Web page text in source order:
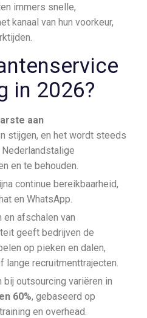
immers snelle,
kanaal van hun voorkeur,
in 2026?
aan
stijgen, en het wordt steeds
en te behouden.
continue bereikbaarheid,
en WhatsApp.
en afschalen van
geeft bedrijven de
op pieken en dalen,
recruitmenttrajecten.
outsourcing variëren in
60%, gebaseerd op
en overhead.